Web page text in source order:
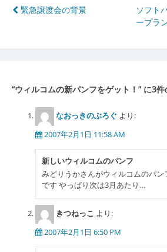
投
ナ
ゲ
ー
緊急譲渡会の背景
ソフト
ープラ
“ウィルコムの新パンフをゲット！ ” に3
なおっきのぶろぐ より:
2007年2月1日 11:58 AM
新しいウィルコムのパンフ
みどりうかさんがウィルコムのパ
です やっぱり次は3月あたり…
きつねっこ より:
2007年2月1日 6:50 PM